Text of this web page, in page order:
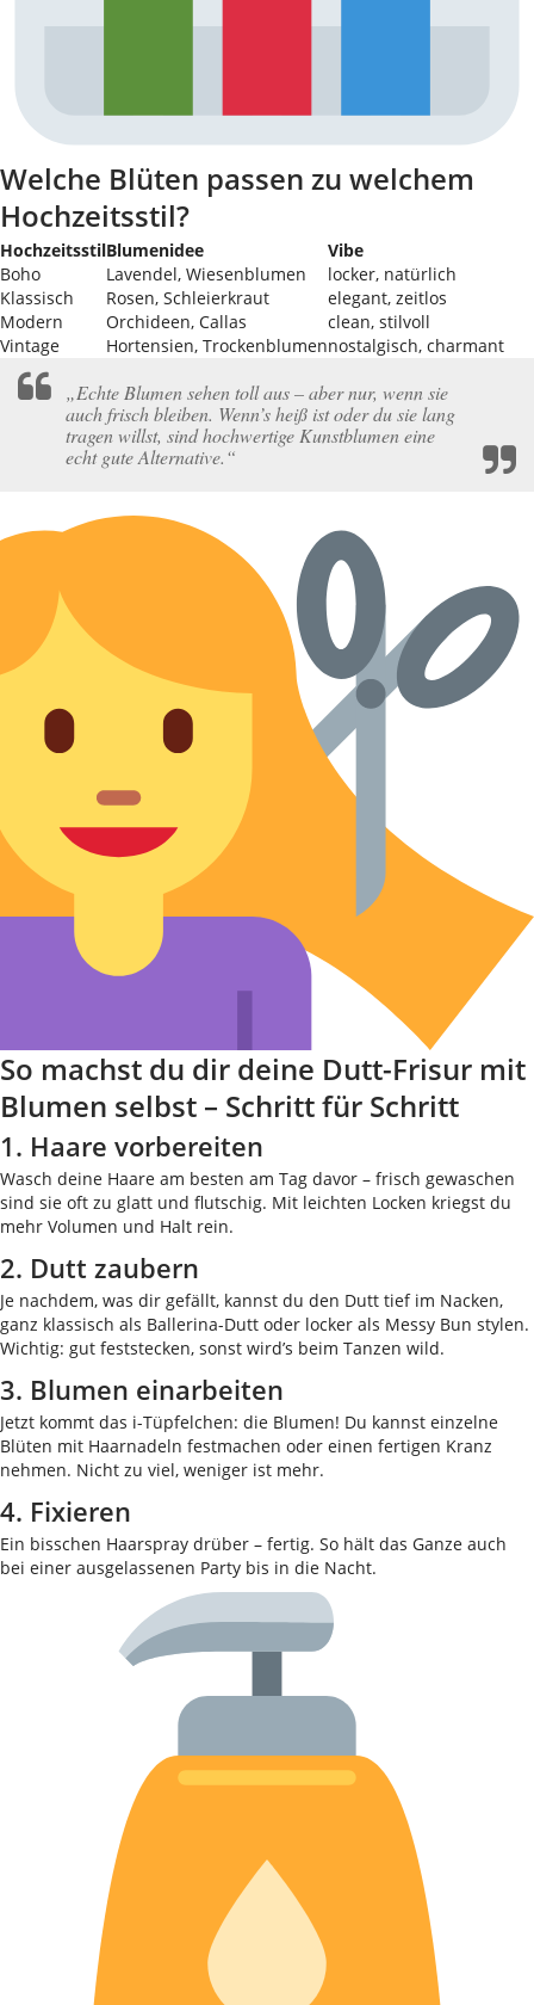
Welche Blüten passen zu welchem
Hochzeitsstil?
HochzeitsstilBlumenidee
Vibe
Boho
Lavendel, Wiesenblumen
locker, natürlich
Klassisch
Rosen, Schleierkraut
elegant, zeitlos
Modern
Orchideen, Callas
clean, stilvoll
Vintage
Hortensien, Trockenblumennostalgisch, charmant
„Echte Blumen sehen toll aus – aber nur, wenn sie
auch frisch bleiben. Wenn’s heiß ist oder du sie lang
tragen willst, sind hochwertige Kunstblumen eine
echt gute Alternative.“
So machst du dir deine Dutt-Frisur mit
Blumen selbst – Schritt für Schritt
1. Haare vorbereiten
Wasch deine Haare am besten am Tag davor – frisch gewaschen
sind sie oft zu glatt und flutschig. Mit leichten Locken kriegst du
mehr Volumen und Halt rein.
2. Dutt zaubern
Je nachdem, was dir gefällt, kannst du den Dutt tief im Nacken,
ganz klassisch als Ballerina-Dutt oder locker als Messy Bun stylen.
Wichtig: gut feststecken, sonst wird’s beim Tanzen wild.
3. Blumen einarbeiten
Jetzt kommt das i-Tüpfelchen: die Blumen! Du kannst einzelne
Blüten mit Haarnadeln festmachen oder einen fertigen Kranz
nehmen. Nicht zu viel, weniger ist mehr.
4. Fixieren
Ein bisschen Haarspray drüber – fertig. So hält das Ganze auch
bei einer ausgelassenen Party bis in die Nacht.